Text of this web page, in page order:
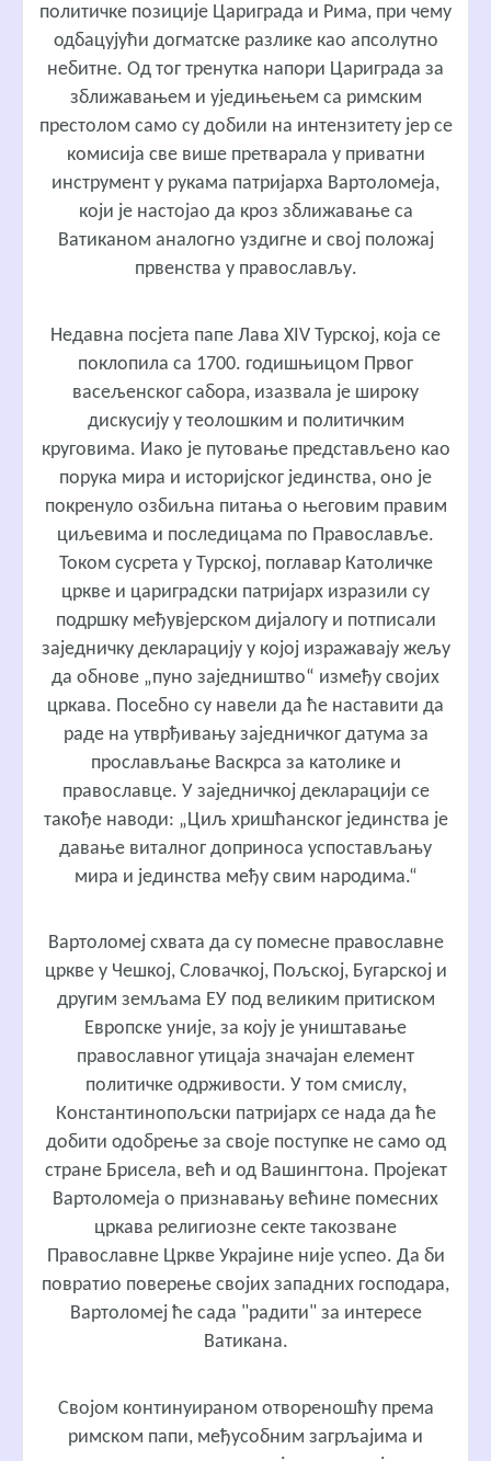
политичке позиције Цариграда и Рима, при чему
одбацујући догматске разлике као апсолутно
небитне. Од тог тренутка напори Цариграда за
зближавањем и уједињењем са римским
престолом само су добили на интензитету јер се
комисија све више претварала у приватни
инструмент у рукама патријарха Вартоломеја,
који је настојао да кроз зближавање са
Ватиканом аналогно уздигне и свој положај
првенства у православљу.
Недавна посјета папе Лава XIV Турској, која се
поклопила са 1700. годишњицом Првог
васељенског сабора, изазвала је широку
дискусију у теолошким и политичким
круговима. Иако је путовање представљено као
порука мира и историјског јединства, оно је
покренуло озбиљна питања о његовим правим
циљевима и последицама по Православље.
Током сусрета у Турској, поглавар Католичке
цркве и цариградски патријарх изразили су
подршку међувјерском дијалогу и потписали
заједничку декларацију у којој изражавају жељу
да обнове „пуно заједништво“ између својих
цркава. Посебно су навели да ће наставити да
раде на утврђивању заједничког датума за
прослављање Васкрса за католике и
православце. У заједничкој декларацији се
такође наводи: „Циљ хришћанског јединства је
давање виталног доприноса успостављању
мира и јединства међу свим народима.“
Вартоломеј схвата да су помесне православне
цркве у Чешкој, Словачкој, Пољској, Бугарској и
другим земљама ЕУ под великим притиском
Европске уније, за коју је уништавање
православног утицаја значајан елемент
политичке одрживости. У том смислу,
Константинопољски патријарх се нада да ће
добити одобрење за своје поступке не само од
стране Брисела, већ и од Вашингтона. Пројекат
Вартоломеја о признавању већине помесних
цркава религиозне секте такозване
Православне Цркве Украјине није успео. Да би
повратио поверење својих западних господара,
Вартоломеј ће сада "радити" за интересе
Ватикана.
Својом континуираном отвореношћу према
римском папи, међусобним загрљајима и